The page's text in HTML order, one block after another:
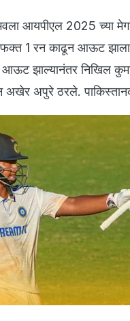
वैभवला आयपीएल 2025
फक्त 1 रन काढून आऊट
झाल्यानंतर निखिल
अखेर अपुरे ठरले.